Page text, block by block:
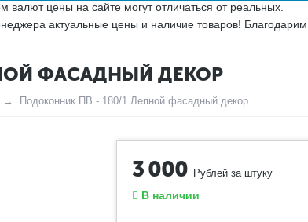
цены на сайте могут отличаться от реальных.
актуальные цены и наличие товаров!
ФАСАДНЫЙ ДЕКОР
Подоконник ПВ - 180/1 Лепной фасадный декор
3 000 Рублей за штуку
В наличии